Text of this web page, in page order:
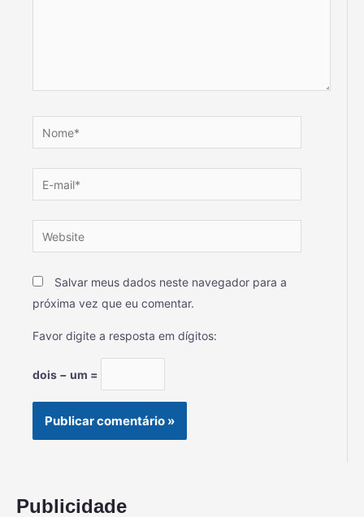
Salvar meus dados neste navegador para a
próxima vez que eu comentar.
Favor digite a resposta em dígitos:
dois − um =
Publicidade